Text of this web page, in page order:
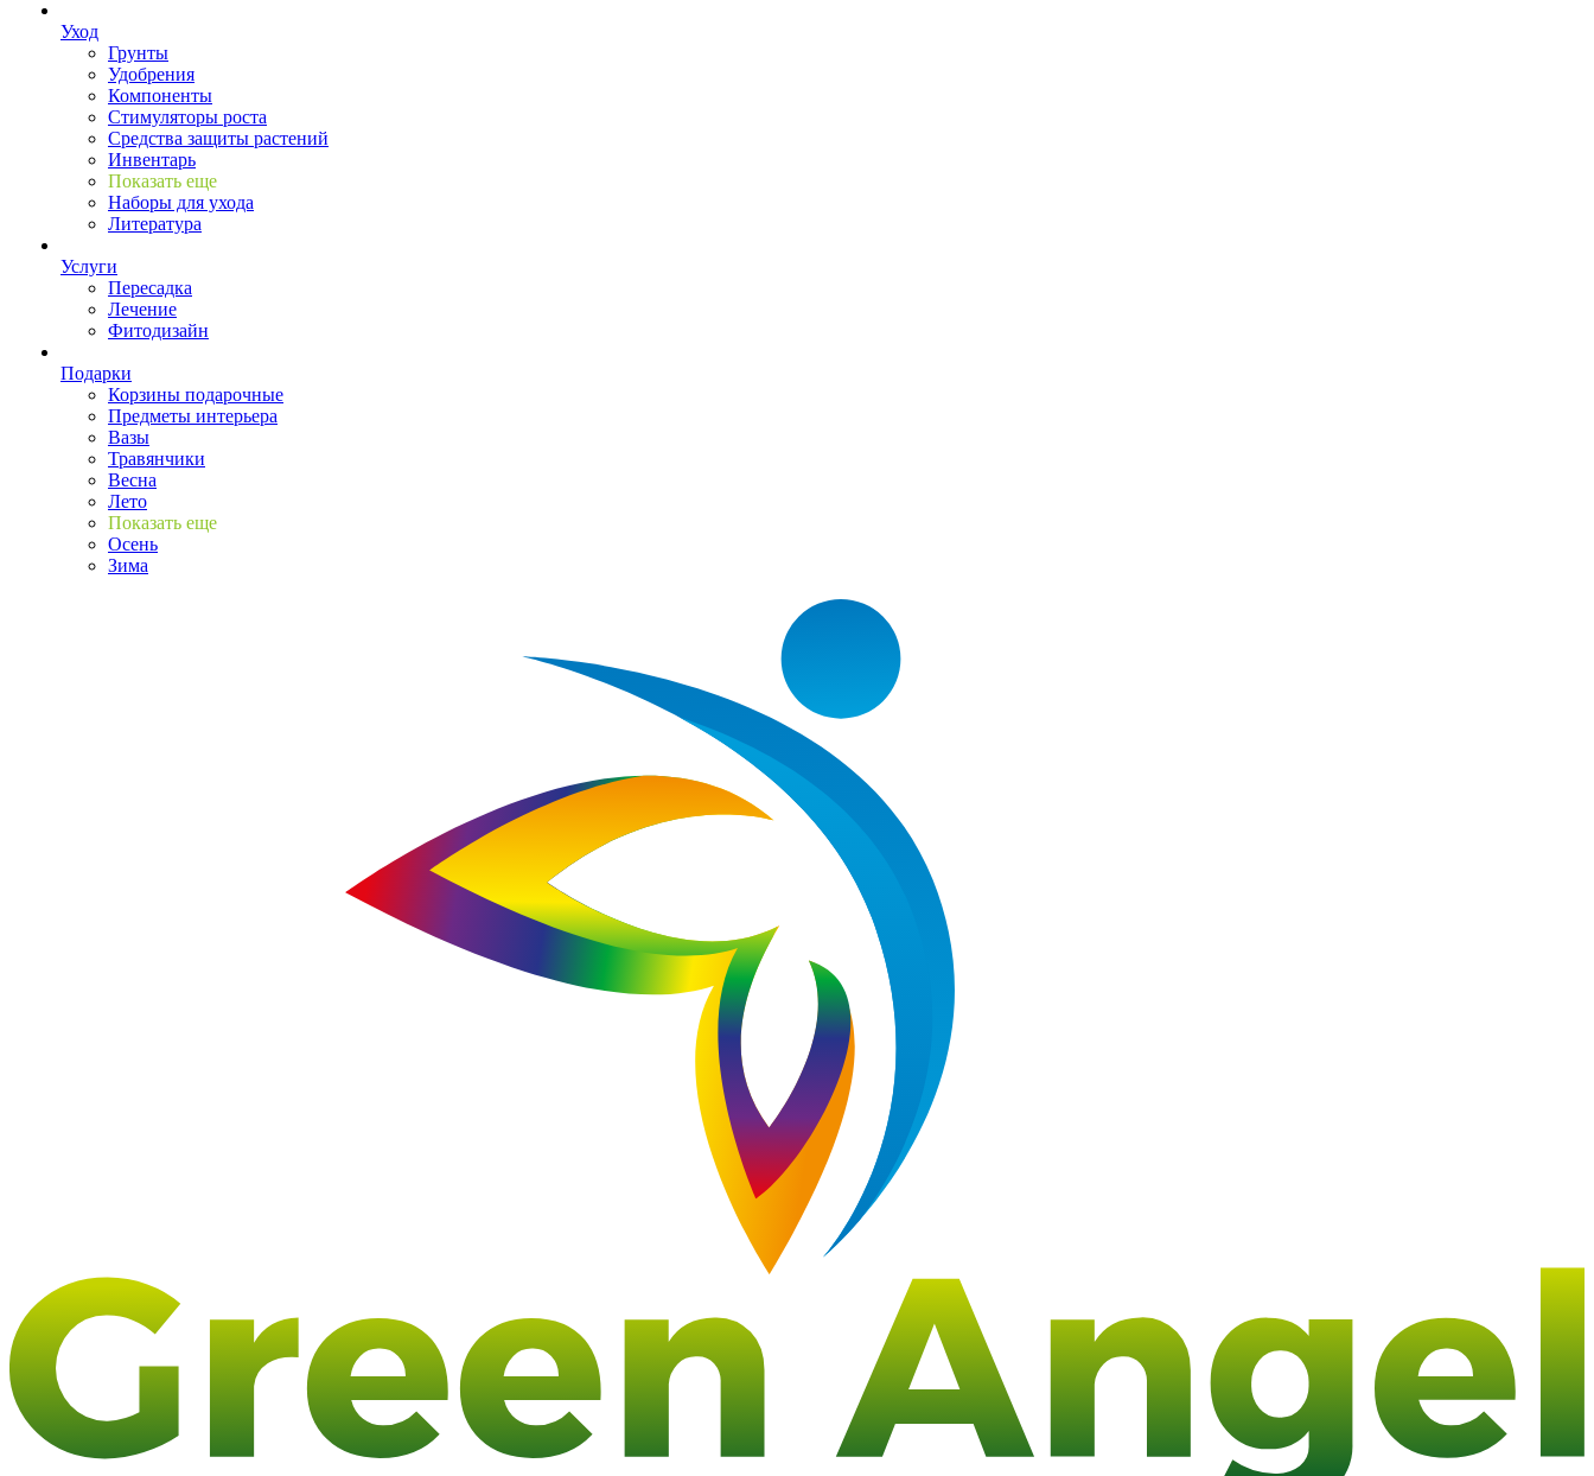
Уход
Грунты
Удобрения
Компоненты
Стимуляторы роста
Средства защиты растений
Инвентарь
Показать еще
Наборы для ухода
Литература
Услуги
Пересадка
Лечение
Фитодизайн
Подарки
Корзины подарочные
Предметы интерьера
Вазы
Травянчики
Весна
Лето
Показать еще
Осень
Зима